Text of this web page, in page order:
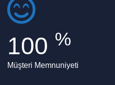
100 %
Müşteri Memnuniyeti